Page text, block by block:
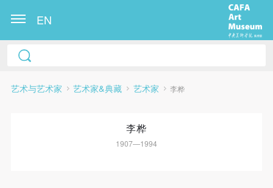
EN
艺术与艺术家 艺术家&典藏 艺术家 李桦
李桦
1907—1994